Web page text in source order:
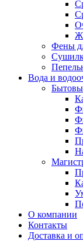
Фены
Вода и
О компании
Контакты
Доставка и